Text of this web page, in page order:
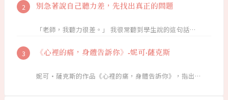
別急著說自己聽力差，先找出真正的問題
「老師，我聽力很差。」 我很常聽到學生說的這句話…
《心裡的痛，身體告訴你》-妮可·薩克斯
妮可·薩克斯的作品《心裡的痛，身體告訴你》，指出…